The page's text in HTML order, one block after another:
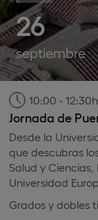
26
septiembre
10:00 - 12:30h
Jornada de
Desde la
que descubras
Salud y Ciencias,
Universidad
Grados y dobles